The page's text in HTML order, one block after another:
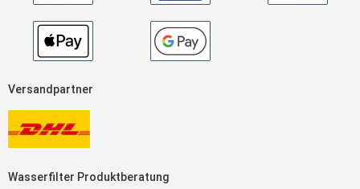
Versandpartner
Wasserfilter Produktberatung